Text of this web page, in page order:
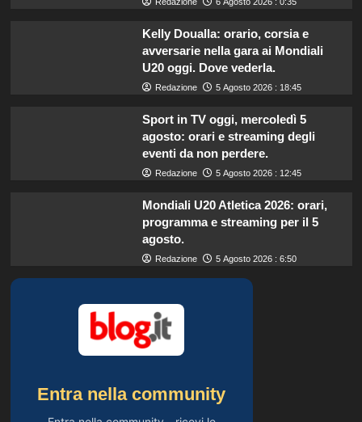
Kelly Doualla: orario, corsia e
avversarie nella gara ai Mondiali
U20 oggi. Dove vederla.
Redazione 5 Agosto 2026 : 18:45
Sport in TV oggi, mercoledì 5
agosto: orari e streaming degli
eventi da non perdere.
Redazione 5 Agosto 2026 : 12:45
Mondiali U20 Atletica 2026: orari,
programma e streaming per il 5
agosto.
Redazione 5 Agosto 2026 : 6:50
Entra nella community